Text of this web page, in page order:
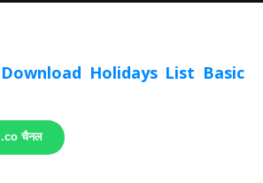
Download Holidays List Basic
.co चैनल